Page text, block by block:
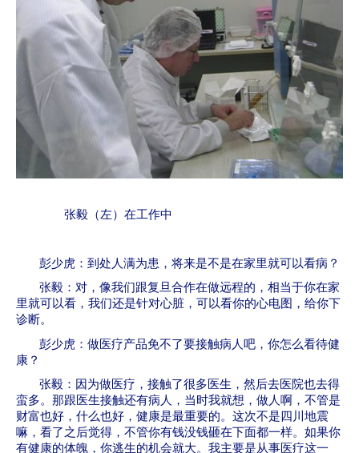
张毅（左）在工作中
彭少虎：到处人满为患，将来是不是在家里就可以看病？
张毅：对，像我们跟复旦合作在做远程的，相当于你在家
里就可以看，我们还是针对心脏，可以看你的心电图，给你下
诊断。
彭少虎：做医疗产品免不了要接触病人吧，你怎么看待健
康？
张毅：因为做医疗，接触了很多医生，然后去医院也去得
蛮多。那跟医生接触还有病人，当时我就想，做人啊，不管是
财富也好，什么也好，健康是最重要的。这次不是四川地震
嘛，看了之后觉得，不管你有钱没钱砸在下面都一样。如果你
有健康的体魄，你逃生的机会就大。我主要是从事医疗这一